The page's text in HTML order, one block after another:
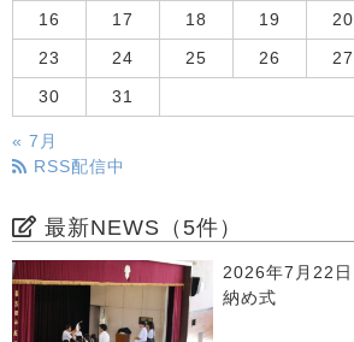
16 17 18 19 20
23 24 25 26 27
30 31
« 7月
RSS配信中
最新NEWS（5件）
2026年7月22日
納め式